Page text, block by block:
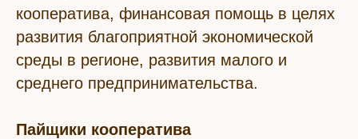
кооператива, финансовая помощь в целях
развития благоприятной экономической
среды в регионе, развития малого и
среднего предпринимательства.
Пайщики кооператива